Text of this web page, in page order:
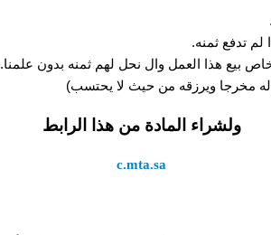
لم تدفع ثمنه.
بيع هذا العمل وال نحل لهم ثمنه بدون علمنا.
له مخرجا ويرزقه من حيث لا يحتسب)
ولشراء المادة من هذا الرابط
c.mta.sa